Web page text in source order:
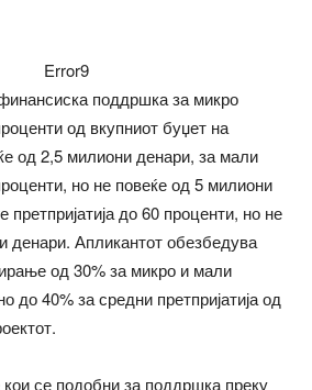
Error9
поддршка за микро
од вкупниот буџет на
од 2,5 милиони денари, за мали
но не повеќе од 5 милиони
претпријатија до 60 проценти, но не
денари. Апликантот обезбедува
од 30% за микро и мали
до 40% за средни претпријатија од
се подобни за поддршка преку